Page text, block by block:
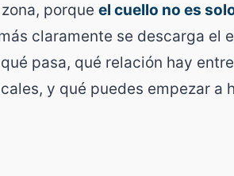
porque el cuello no es
claramente se descarga el
pasa, qué relación hay
y qué puedes empezar a